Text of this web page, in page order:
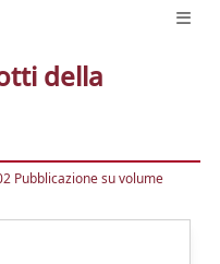
della
Pubblicazione su volume